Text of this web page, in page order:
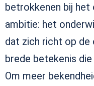
betrokkenen bij het
ambitie: het
dat zich richt op de
brede betekenis die
Om meer